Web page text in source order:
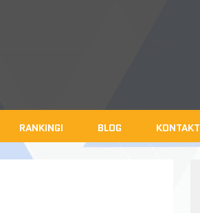
RANKINGI BLOG KONTAKT